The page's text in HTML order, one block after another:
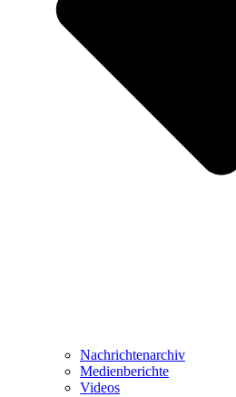
Nachrichtenarchiv
Medienberichte
Videos